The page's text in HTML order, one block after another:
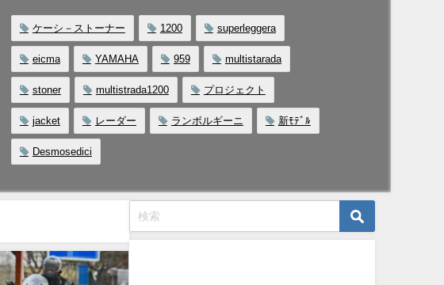
ケーシ－ストーナー 1200 superleggera
eicma YAMAHA 959 multistarada
stoner multistrada1200 プロジェクト
jacket レーダー ランボルギーニ 新ﾓﾃﾞﾙ
Desmosedici